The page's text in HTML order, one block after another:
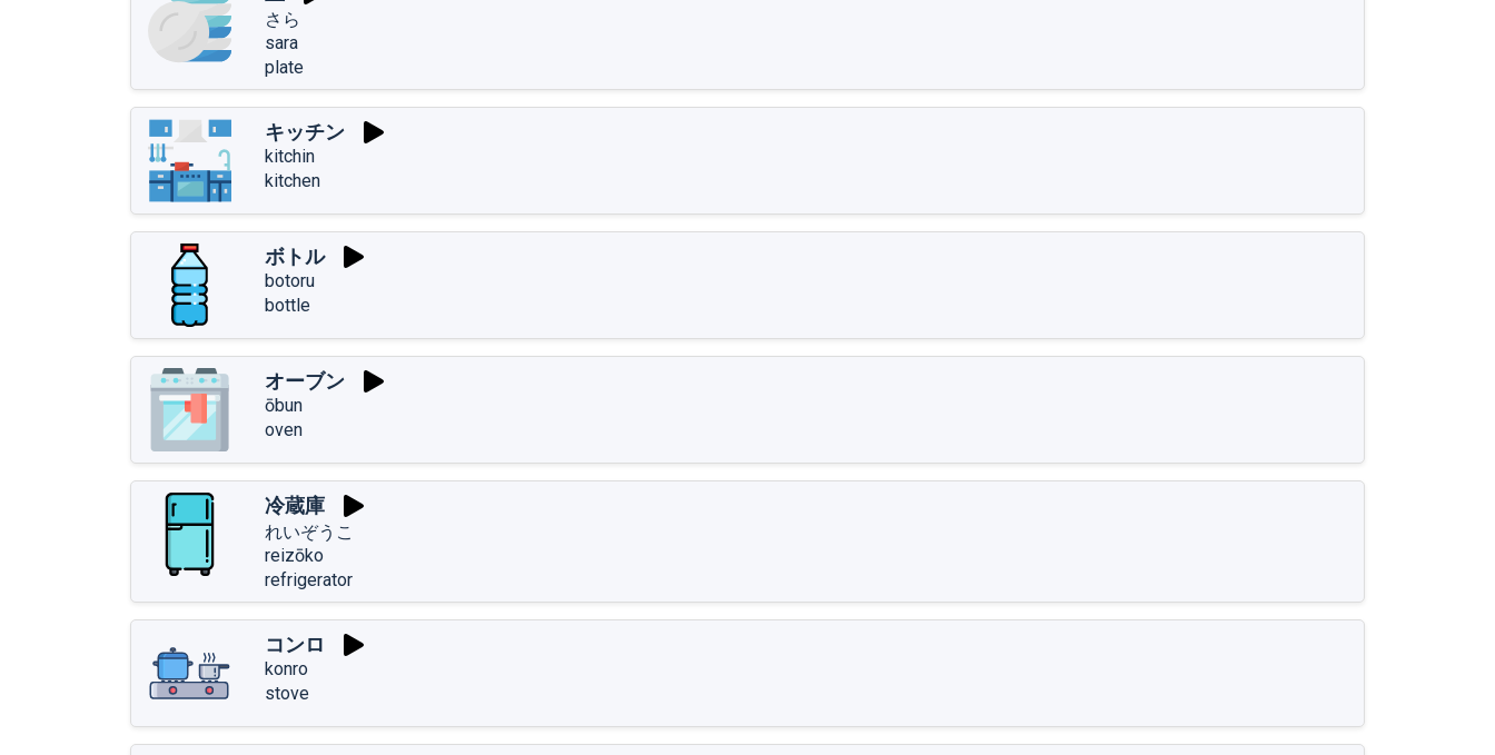
さら
sara
plate
キッチン
kitchin
kitchen
ボトル
botoru
bottle
オーブン
ōbun
oven
冷蔵庫
れいぞうこ
reizōko
refrigerator
コンロ
konro
stove